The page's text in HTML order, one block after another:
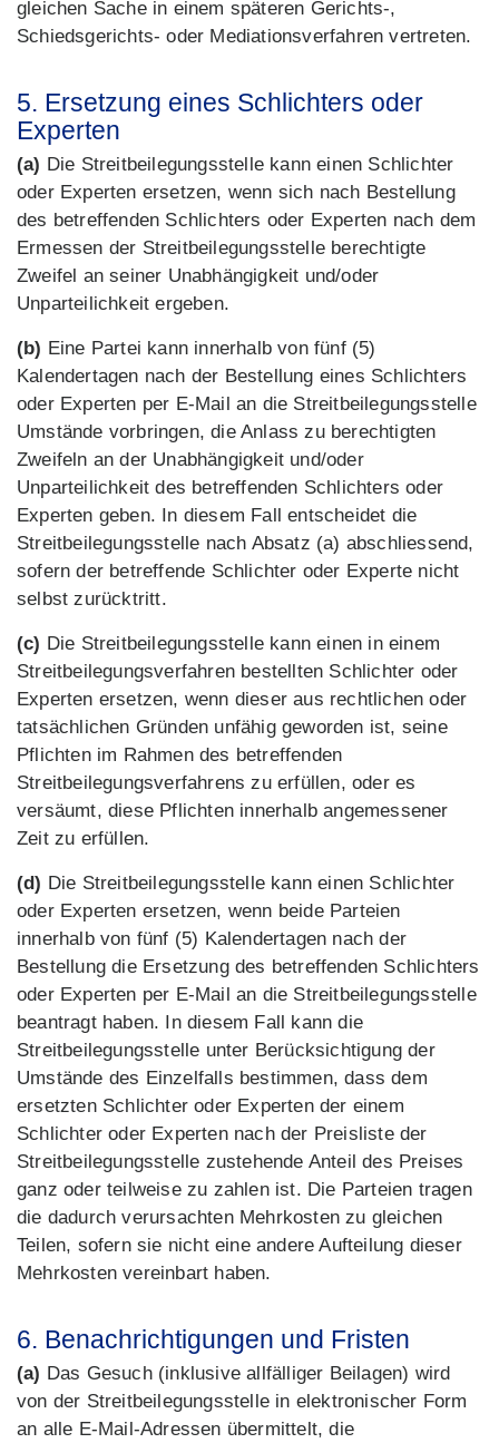
gleichen Sache in einem späteren Gerichts-,
Schiedsgerichts- oder Mediationsverfahren vertreten.
5. Ersetzung eines Schlichters oder
Experten
(a) Die Streitbeilegungsstelle kann einen Schlichter
oder Experten ersetzen, wenn sich nach Bestellung
des betreffenden Schlichters oder Experten nach dem
Ermessen der Streitbeilegungsstelle berechtigte
Zweifel an seiner Unabhängigkeit und/oder
Unparteilichkeit ergeben.
(b) Eine Partei kann innerhalb von fünf (5)
Kalendertagen nach der Bestellung eines Schlichters
oder Experten per E-Mail an die Streitbeilegungsstelle
Umstände vorbringen, die Anlass zu berechtigten
Zweifeln an der Unabhängigkeit und/oder
Unparteilichkeit des betreffenden Schlichters oder
Experten geben. In diesem Fall entscheidet die
Streitbeilegungsstelle nach Absatz (a) abschliessend,
sofern der betreffende Schlichter oder Experte nicht
selbst zurücktritt.
(c) Die Streitbeilegungsstelle kann einen in einem
Streitbeilegungsverfahren bestellten Schlichter oder
Experten ersetzen, wenn dieser aus rechtlichen oder
tatsächlichen Gründen unfähig geworden ist, seine
Pflichten im Rahmen des betreffenden
Streitbeilegungsverfahrens zu erfüllen, oder es
versäumt, diese Pflichten innerhalb angemessener
Zeit zu erfüllen.
(d) Die Streitbeilegungsstelle kann einen Schlichter
oder Experten ersetzen, wenn beide Parteien
innerhalb von fünf (5) Kalendertagen nach der
Bestellung die Ersetzung des betreffenden Schlichters
oder Experten per E-Mail an die Streitbeilegungsstelle
beantragt haben. In diesem Fall kann die
Streitbeilegungsstelle unter Berücksichtigung der
Umstände des Einzelfalls bestimmen, dass dem
ersetzten Schlichter oder Experten der einem
Schlichter oder Experten nach der Preisliste der
Streitbeilegungsstelle zustehende Anteil des Preises
ganz oder teilweise zu zahlen ist. Die Parteien tragen
die dadurch verursachten Mehrkosten zu gleichen
Teilen, sofern sie nicht eine andere Aufteilung dieser
Mehrkosten vereinbart haben.
6. Benachrichtigungen und Fristen
(a) Das Gesuch (inklusive allfälliger Beilagen) wird
von der Streitbeilegungsstelle in elektronischer Form
an alle E-Mail-Adressen übermittelt, die